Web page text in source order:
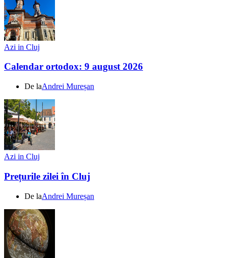
Azi in Cluj
Calendar ortodox: 9 august 2026
De laAndrei Mureșan
Azi in Cluj
Prețurile zilei în Cluj
De laAndrei Mureșan